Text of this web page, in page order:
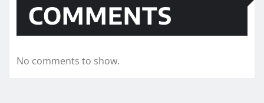
COMMENTS
No comments to show.